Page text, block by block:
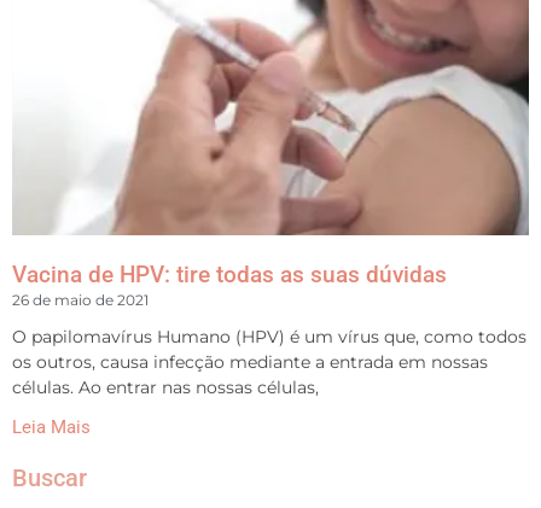
Vacina de HPV: tire todas as suas dúvidas
26 de maio de 2021
O papilomavírus Humano (HPV) é um vírus que, como todos
os outros, causa infecção mediante a entrada em nossas
células. Ao entrar nas nossas células,
Leia Mais
Buscar